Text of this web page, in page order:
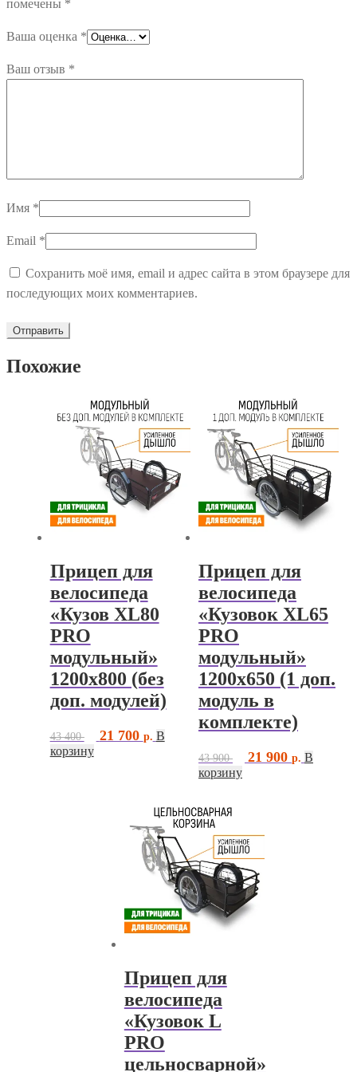
помечены *
Ваша оценка *
Ваш отзыв *
Имя *
Email *
Сохранить моё имя, email и адрес сайта в этом браузере для
последующих моих комментариев.
Похожие
Прицеп для
велосипеда
«Кузов XL80
PRO
модульный»
1200х800 (без
доп. модулей)
43 400
Первоначальная
21 700
Текущая
В
корзину
Прицеп для
велосипеда
«Кузовок XL65
PRO
модульный»
1200х650 (1 доп.
модуль в
комплекте)
43 900
Первоначальная
21 900
Текущая
В
корзину
Прицеп для
велосипеда
«Кузовок L
PRO
цельносварной»